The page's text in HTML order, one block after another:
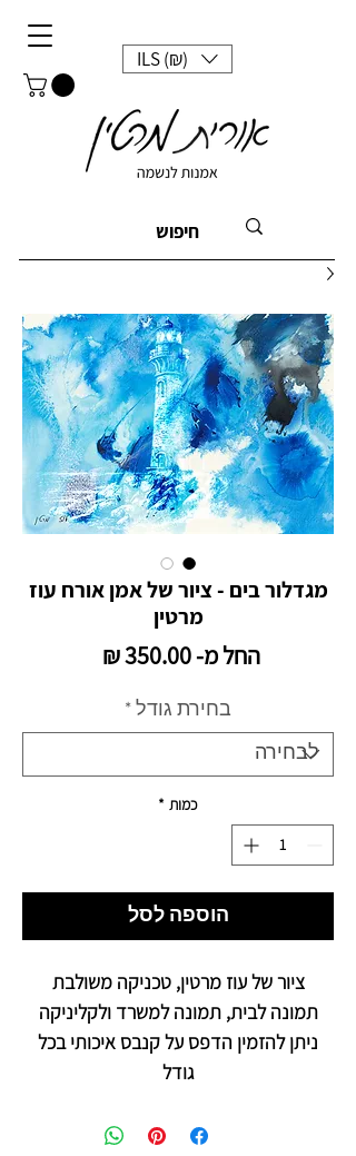
ILS (₪)
מגדלור בים - ציור של אמן אורח עוז
מרטין
החל מ-350.00 ₪
בחירת גודל*
כמות *
הוספה לסל
ציור של עוז מרטין, טכניקה משולבת
תמונה לבית, תמונה למשרד ולקליניקה
ניתן להזמין הדפס על קנבס איכותי בכל
גודל